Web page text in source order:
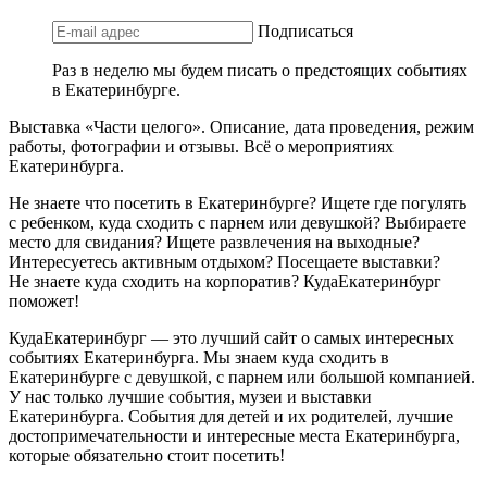
Подписаться
Раз в неделю мы будем писать о предстоящих событиях
в Екатеринбурге.
Выставка «Части целого». Описание, дата проведения, режим
работы, фотографии и отзывы. Всё о мероприятиях
Екатеринбурга.
Не знаете что посетить в Екатеринбурге? Ищете где погулять
с ребенком, куда сходить с парнем или девушкой? Выбираете
место для свидания? Ищете развлечения на выходные?
Интересуетесь активным отдыхом? Посещаете выставки?
Не знаете куда сходить на корпоратив? КудаЕкатеринбург
поможет!
КудаЕкатеринбург — это лучший сайт о самых интересных
событиях Екатеринбурга. Мы знаем куда сходить в
Екатеринбурге с девушкой, с парнем или большой компанией.
У нас только лучшие события, музеи и выставки
Екатеринбурга. События для детей и их родителей, лучшие
достопримечательности и интересные места Екатеринбурга,
которые обязательно стоит посетить!